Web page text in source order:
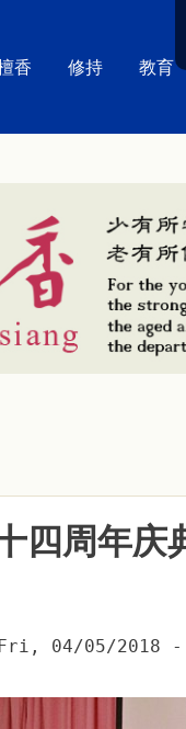
香 修持 教育
四周年庆
04/05/2018 -